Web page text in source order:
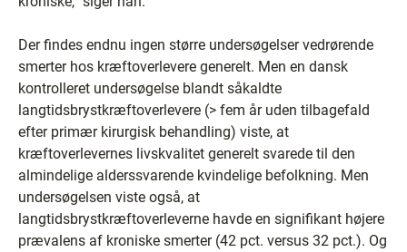
Der findes endnu ingen større undersøgelser vedrørende
smerter hos kræftoverlevere generelt. Men en dansk
kontrolleret undersøgelse blandt såkaldte
langtidsbrystkræftoverlevere (> fem år uden tilbagefald
efter primær kirurgisk behandling) viste, at
kræftoverlevernes livskvalitet generelt svarede til den
almindelige alderssvarende kvindelige befolkning. Men
undersøgelsen viste også, at
langtidsbrystkræftoverleverne havde en signifikant højere
prævalens af kroniske smerter (42 pct. versus 32 pct.). Og